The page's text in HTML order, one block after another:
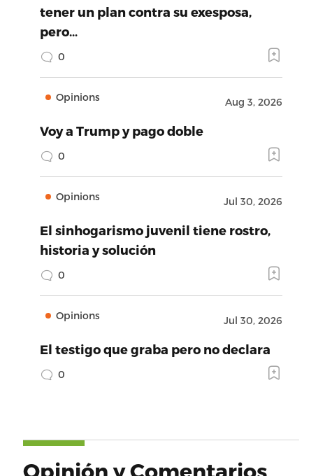
tener un plan contra su exesposa,
pero…
0
Opinions Aug 3, 2026
Voy a Trump y pago doble
0
Opinions Jul 30, 2026
El sinhogarismo juvenil tiene rostro,
historia y solución
0
Opinions Jul 30, 2026
El testigo que graba pero no declara
0
Opinión y Comentarios